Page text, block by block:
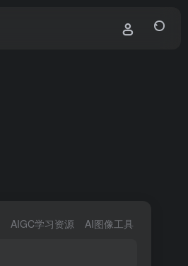
AIGC学习资源 AI图像工具